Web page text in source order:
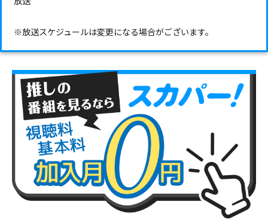
※放送スケジュールは変更になる場合がございます。